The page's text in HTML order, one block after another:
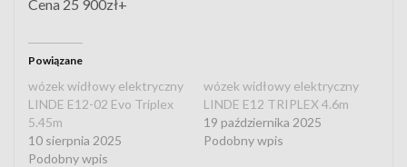
Cena 25 900zł+
Powiązane
wózek widłowy elektryczny
LINDE E12-02 Evo Triplex
5.45m
10 sierpnia 2025
Podobny wpis
wózek widłowy elektryczny
LINDE E12 TRIPLEX 4.6m
19 października 2025
Podobny wpis